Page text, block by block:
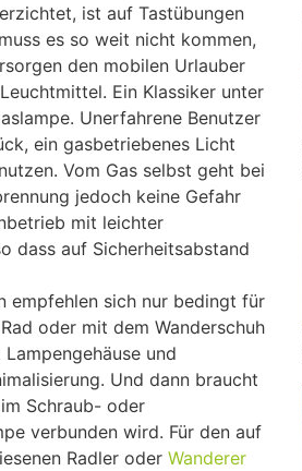
ist auf Tastübungen
es so weit nicht kommen,
den mobilen Urlauber
Ein Klassiker unter
Unerfahrene Benutzer
ein gasbetriebenes Licht
Vom Gas selbst geht bei
jedoch keine Gefahr
mit leichter
dass auf Sicherheitsabstand
empfehlen sich nur bedingt für
oder mit dem Wanderschuh
und
Und dann braucht
Schraub- oder
verbunden wird. Für den auf
Radler oder Wanderer